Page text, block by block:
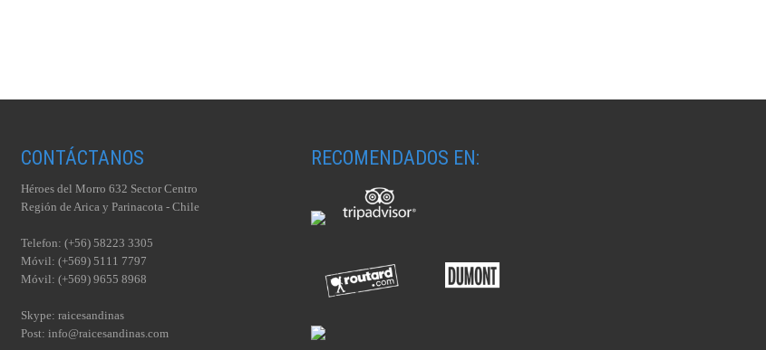
CONTÁCTANOS
Héroes del Morro 632 Sector Centro
Región de Arica y Parinacota - Chile
Telefon: (+56) 58223 3305
Móvil: (+569) 5111 7797
Móvil: (+569) 9655 8968
Skype: raicesandinas
Post: info@raicesandinas.com
RECOMENDADOS EN: